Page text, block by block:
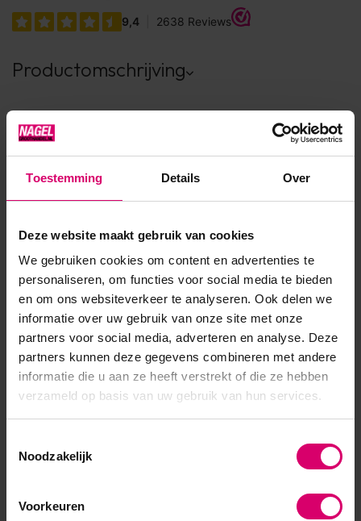
Toestemming Details Over
Deze website maakt gebruik van cookies
We gebruiken cookies om content en advertenties te
personaliseren, om functies voor social media te bieden
en om ons websiteverkeer te analyseren. Ook delen we
informatie over uw gebruik van onze site met onze
partners voor social media, adverteren en analyse. Deze
partners kunnen deze gegevens combineren met andere
informatie die u aan ze heeft verstrekt of die ze hebben
verzameld op basis van uw gebruik van hun services.
Noodzakelijk
Voorkeuren
Productomschrijving
Artikelnummer 40433
SKU 565934